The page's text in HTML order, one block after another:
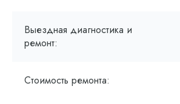
Выездная диагностика и
ремонт:
Стоимость ремонта: